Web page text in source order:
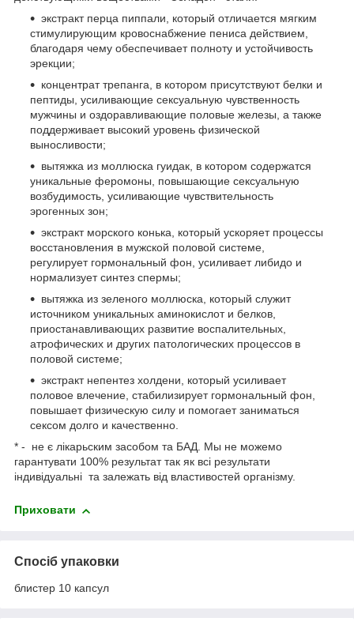
экстракт перца пиппали, который отличается мягким
стимулирующим кровоснабжение пениса действием,
благодаря чему обеспечивает полноту и устойчивость
эрекции;
концентрат трепанга, в котором присутствуют белки и
пептиды, усиливающие сексуальную чувственность
мужчины и оздоравливающие половые железы, а также
поддерживает высокий уровень физической
выносливости;
вытяжка из моллюска гуидак, в котором содержатся
уникальные феромоны, повышающие сексуальную
возбудимость, усиливающие чувствительность
эрогенных зон;
экстракт морского конька, который ускоряет процессы
восстановления в мужской половой системе,
регулирует гормональный фон, усиливает либидо и
нормализует синтез спермы;
вытяжка из зеленого моллюска, который служит
источником уникальных аминокислот и белков,
приостанавливающих развитие воспалительных,
атрофических и других патологических процессов в
половой системе;
экстракт непентез холдени, который усиливает
половое влечение, стабилизирует гормональный фон,
повышает физическую силу и помогает заниматься
сексом долго и качественно.
* - не є лікарьским засобом та БАД. Мы не можемо
гарантувати 100% результат так як всі результати
індивідуальні та залежать від властивостей організму.
Приховати
Спосіб упаковки
блистер 10 капсул